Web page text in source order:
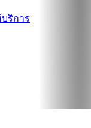
ริการ